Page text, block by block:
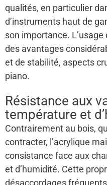
qualités, en particulier
d’instruments haut de
son importance.
des avantages
et de stabilité, aspects
piano.
Résistance aux
température et
Contrairement au bois,
contracter, l’acrylique
consistance face aux
et d’humidité. Cette
désaccordages